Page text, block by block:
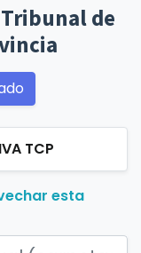
de
TCP
esta